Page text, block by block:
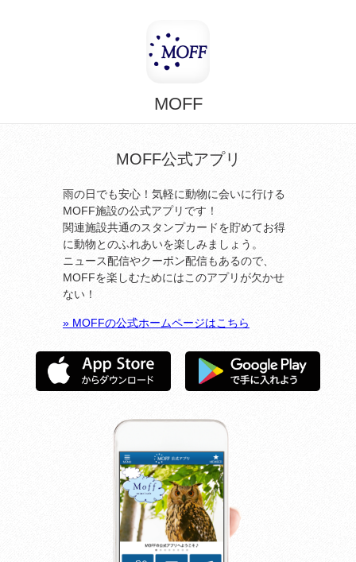
MOFF
MOFF公式アプリ
雨の日でも安心！気軽に動物に会いに行ける
MOFF施設の公式アプリです！
関連施設共通のスタンプカードを貯めてお得
に動物とのふれあいを楽しみましょう。
ニュース配信やクーポン配信もあるので、
MOFFを楽しむためにはこのアプリが欠かせ
ない！
» MOFFの公式ホームページはこちら